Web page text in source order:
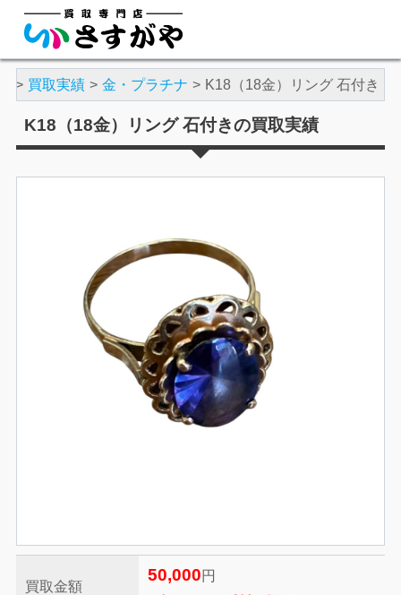
買取実績 金・プラチナ K18（18金）リング 石付き
K18（18金）リング 石付きの買取実績
買取金額
50,000 円